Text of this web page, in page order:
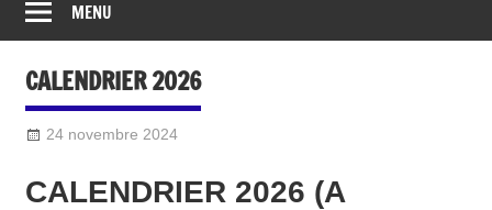
MENU
CALENDRIER 2026
24 novembre 2024
CALENDRIER 2026 (A